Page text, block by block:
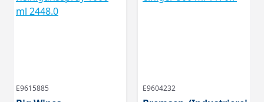
E9615885 E9604232